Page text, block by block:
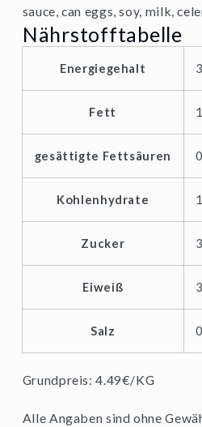
Maggi
Maggi
sauce, can eggs, soy, milk,
Nährstofftabelle
Energiegehalt
Fett
gesättigte Fettsäuren
Kohlenhydrate
Zucker
Eiweiß
Salz
Grundpreis: 4.49€/KG
Alle Angaben sind ohne